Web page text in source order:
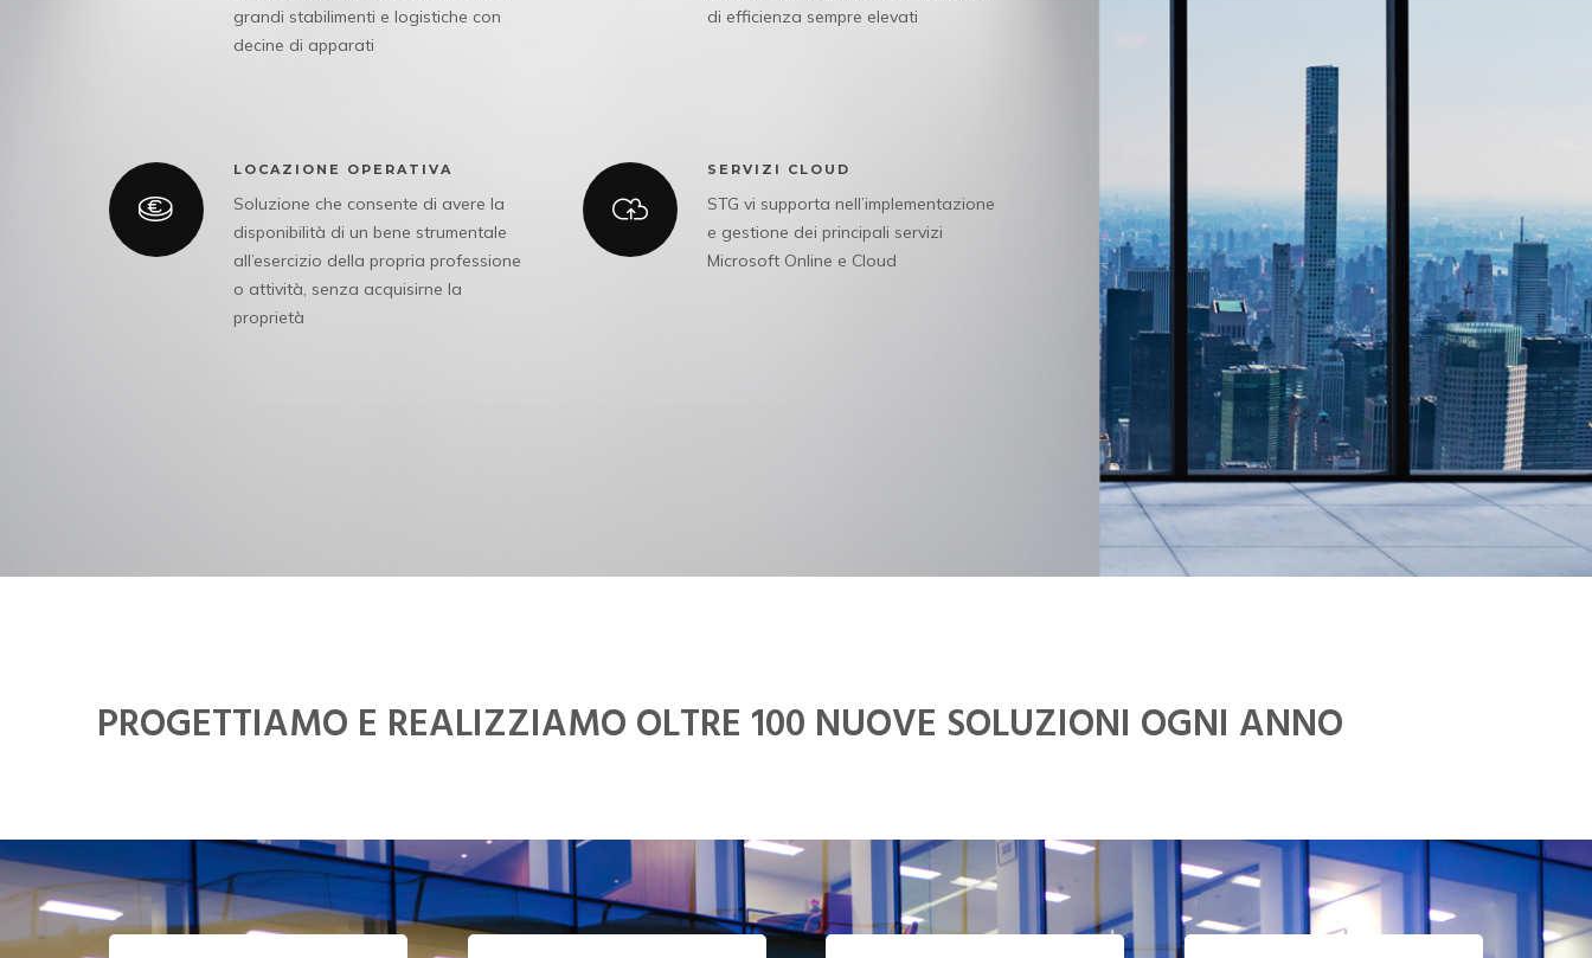
grandi stabilimenti e logistiche con
decine di apparati
di efficienza sempre elevati
LOCAZIONE OPERATIVA
Soluzione che consente di avere la
disponibilità di un bene strumentale
all’esercizio della propria professione
o attività, senza acquisirne la
proprietà
SERVIZI CLOUD
STG vi supporta nell’implementazione
e gestione dei principali servizi
Microsoft Online e Cloud
PROGETTIAMO E REALIZZIAMO OLTRE 100 NUOVE SOLUZIONI OGNI ANNO